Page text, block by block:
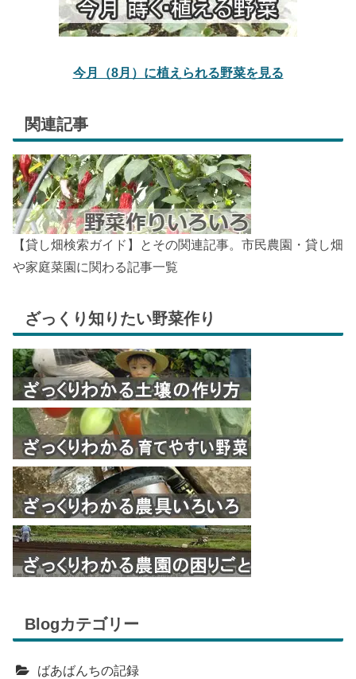
今月（8月）に植えられる野菜を見る
関連記事
【貸し畑検索ガイド】とその関連記事。市民農園・貸し畑
や家庭菜園に関わる記事一覧
ざっくり知りたい野菜作り
Blogカテゴリー
ばあばんちの記録